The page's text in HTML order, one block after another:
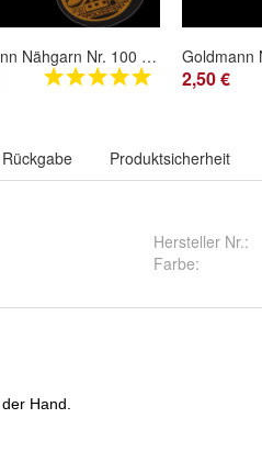
Goldmann Nähgarn Nr. 100 Allesnäher Farb Nr. 000-097 200 m Spule
2,50 €
Produktsicherheit
Hersteller Nr.:
Farbe: